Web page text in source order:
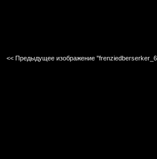
<< Предыдущее изображение